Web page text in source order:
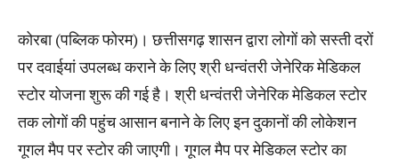
कोरबा (पब्लिक फोरम)। छत्तीसगढ़ शासन द्वारा लोगों को सस्ती दरों
पर दवाईयां उपलब्ध कराने के लिए श्री धन्वंतरी जेनेरिक मेडिकल
स्टोर योजना शुरू की गई है। श्री धन्वंतरी जेनेरिक मेडिकल स्टोर
तक लोगों की पहुंच आसान बनाने के लिए इन दुकानों की लोकेशन
गूगल मैप पर स्टोर की जाएगी। गूगल मैप पर मेडिकल स्टोर का